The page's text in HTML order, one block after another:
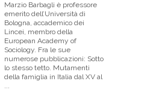
Marzio Barbagli è professore
emerito dell’Università di
Bologna, accademico dei
Lincei, membro della
European Academy of
Sociology. Fra le sue
numerose pubblicazioni: Sotto
lo stesso tetto. Mutamenti
della famiglia in Italia dal XV al
...